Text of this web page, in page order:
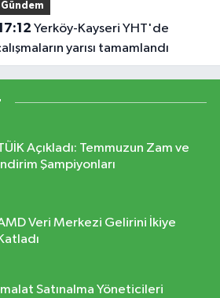
Gündem
yarısı tamamlandı
Açıkladı: Temmuzun Zam ve
İndirim Şampiyonları
Veri Merkezi Gelirini İkiye
İmalat Satınalma Yöneticileri